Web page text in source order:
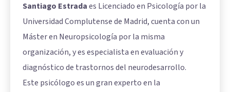
Santiago Estradaes Licenciado en Psicología por la
Universidad Complutense de Madrid, cuenta con un
Máster en Neuropsicología por la misma
organización, y es especialista en evaluación y
diagnóstico de trastornos del neurodesarrollo.
Este psicólogo es un gran experto en la